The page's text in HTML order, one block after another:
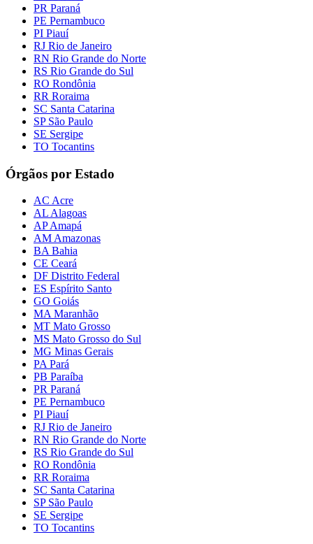
PR Paraná
PE Pernambuco
PI Piauí
RJ Rio de Janeiro
RN Rio Grande do Norte
RS Rio Grande do Sul
RO Rondônia
RR Roraima
SC Santa Catarina
SP São Paulo
SE Sergipe
TO Tocantins
Órgãos por Estado
AC Acre
AL Alagoas
AP Amapá
AM Amazonas
BA Bahia
CE Ceará
DF Distrito Federal
ES Espírito Santo
GO Goiás
MA Maranhão
MT Mato Grosso
MS Mato Grosso do Sul
MG Minas Gerais
PA Pará
PB Paraíba
PR Paraná
PE Pernambuco
PI Piauí
RJ Rio de Janeiro
RN Rio Grande do Norte
RS Rio Grande do Sul
RO Rondônia
RR Roraima
SC Santa Catarina
SP São Paulo
SE Sergipe
TO Tocantins